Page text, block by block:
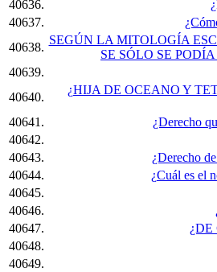
40636.
40637.
40638.
SEGÚN LA MITOLOGÍA
SE SÓLO SE
40639.
40640.
¿HIJA DE OCEANO Y
40641.
¿Derecho
40642.
40643.
¿Derecho
40644.
¿Cuál es el
40645.
40646.
40647.
40648.
40649.